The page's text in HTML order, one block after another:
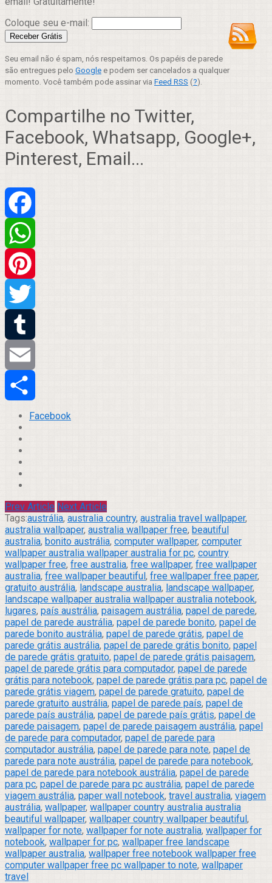
Coloque seu e-mail:
Seu email não é spam, nós respeitamos. Os papéis de parede
são entregues pelo Google e podem ser cancelados a qualquer
momento. Você também pode assinar via Feed RSS (?).
Compartilhe no Twitter,
Facebook, Whatsapp, Google+,
Pinterest, Email...
Facebook
WhatsApp
Pinterest
Twitter
Tumblr
Email
Compartilhar
Facebook
Prev Article Next Article
Tags:austrália, australia country, australia travel wallpaper,
australia wallpaper, australia wallpaper free, beautiful
australia, bonito austrália, computer wallpaper, computer
wallpaper australia wallpaper australia for pc, country
wallpaper free, free australia, free wallpaper, free wallpaper
australia, free wallpaper beautiful, free wallpaper free paper,
gratuito austrália, landscape australia, landscape wallpaper,
landscape wallpaper australia wallpaper australia notebook,
lugares, país austrália, paisagem austrália, papel de parede,
papel de parede austrália, papel de parede bonito, papel de
parede bonito austrália, papel de parede grátis, papel de
parede grátis austrália, papel de parede grátis bonito, papel
de parede grátis gratuito, papel de parede grátis paisagem,
papel de parede grátis para computador, papel de parede
grátis para notebook, papel de parede grátis para pc, papel de
parede grátis viagem, papel de parede gratuito, papel de
parede gratuito austrália, papel de parede país, papel de
parede país austrália, papel de parede país grátis, papel de
parede paisagem, papel de parede paisagem austrália, papel
de parede para computador, papel de parede para
computador austrália, papel de parede para note, papel de
parede para note austrália, papel de parede para notebook,
papel de parede para notebook austrália, papel de parede
para pc, papel de parede para pc austrália, papel de parede
viagem austrália, paper wall notebook, travel australia, viagem
austrália, wallpaper, wallpaper country australia australia
beautiful wallpaper, wallpaper country wallpaper beautiful,
wallpaper for note, wallpaper for note australia, wallpaper for
notebook, wallpaper for pc, wallpaper free landscape
wallpaper australia, wallpaper free notebook wallpaper free
computer wallpaper free pc wallpaper to note, wallpaper
travel